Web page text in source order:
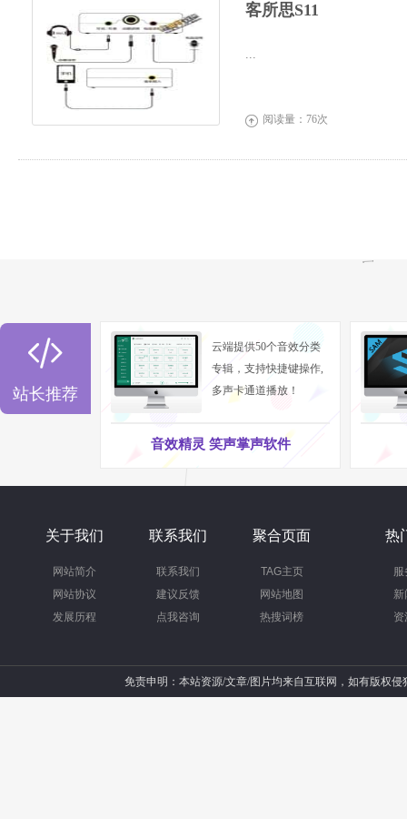
客所思S11
...
 阅读量：76次

站长推荐
云端提供50个音效分类
专辑，支持快捷键操作,
多声卡通道播放！
音效精灵 笑声掌声软件
关于我们
网站简介
网站协议
发展历程
联系我们
联系我们
建议反馈
点我咨询
聚合页面
TAG主页
网站地图
热搜词榜
热
服
新
资
免责申明：本站资源/文章/图片均来自互联网，如有版权